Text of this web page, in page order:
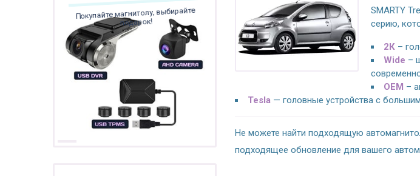
Покупайте магнитолу, выбирайте
подарок!
SMARTY
серию,
2К –
Wide –
OEM –
Tesla — головные устройства с
Не можете найти подходящую
подходящее обновление для вашего